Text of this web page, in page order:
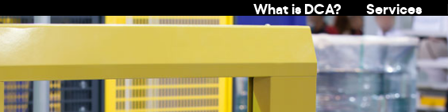
What is DCA? Services